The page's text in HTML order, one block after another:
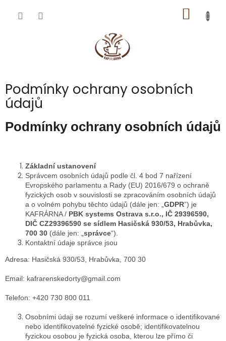
KOŠÍK
Podmínky ochrany osobních
údajů
Podmínky ochrany osobních údajů
Základní ustanovení
Správcem osobních údajů podle čl. 4 bod 7 nařízení
Evropského parlamentu a Rady (EU) 2016/679 o ochraně
fyzických osob v souvislosti se zpracováním osobních údajů
a o volném pohybu těchto údajů (dále jen: „GDPR”) je
KAFRÁRNA / PBK systems Ostrava s.r.o., IČ 29396590,
DIČ CZ29396590 se sídlem Hasičská 930/53, Hrabůvka,
700 30 (dále jen: „správce“).
Kontaktní údaje správce jsou
Adresa: Hasičská 930/53, Hrabůvka, 700 30
Email: kafrarenskedorty@gmail.com
Telefon: +420 730 800 011
Osobními údaji se rozumí veškeré informace o identifikované
nebo identifikovatelné fyzické osobě; identifikovatelnou
fyzickou osobou je fyzická osoba, kterou lze přímo či